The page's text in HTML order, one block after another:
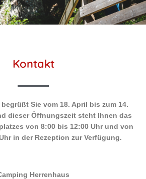
Kontakt
Sie vom 18. April bis zum 14.
dieser Öffnungszeit steht Ihnen das
von 8:00 bis 12:00 Uhr und von
in der Rezeption zur Verfügung.
Herrenhaus